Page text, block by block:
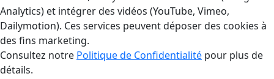
Analytics) et intégrer des vidéos (YouTube, Vimeo,
Dailymotion). Ces services peuvent déposer des cookies à
des fins marketing.
Consultez notre Politique de Confidentialité pour plus de
détails.